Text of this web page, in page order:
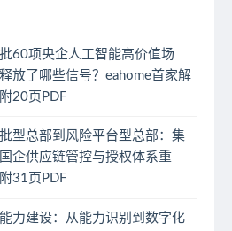
60项央企人工智能高价值场
放了哪些信号？eahome首家解
20页PDF
型总部到风险平台型总部：集
企供应链管控与授权体系重
31页PDF
力建设：从能力识别到数字化